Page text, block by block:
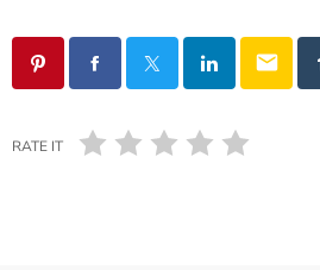
email
RATE IT